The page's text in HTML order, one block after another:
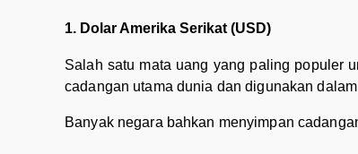
1. Dolar Amerika Serikat (USD)
Salah satu mata uang yang paling populer
cadangan utama dunia dan digunakan
Banyak negara bahkan menyimpan